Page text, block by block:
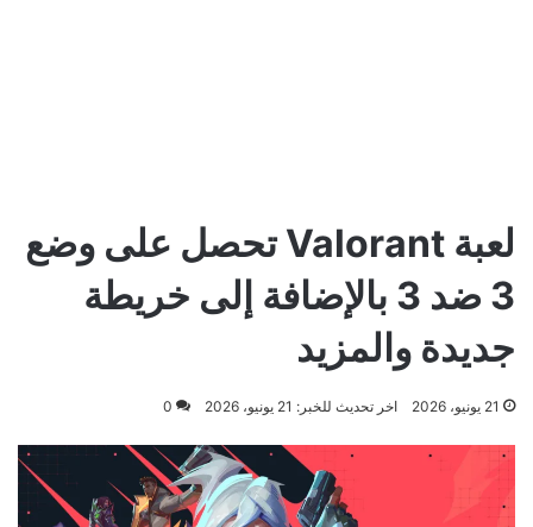
لعبة Valorant تحصل على وضع
3 ضد 3 بالإضافة إلى خريطة
جديدة والمزيد
21 يونيو، 2026 اخر تحديث للخبر: 21 يونيو، 2026 0